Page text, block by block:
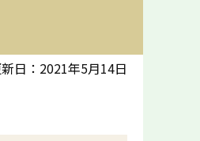
日：2021年5月14日